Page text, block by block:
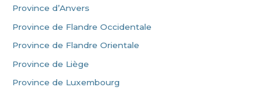
Province d’Anvers
Province de Flandre Occidentale
Province de Flandre Orientale
Province de Liège
Province de Luxembourg